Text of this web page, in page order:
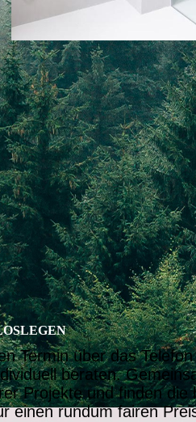
Termin über das
beraten.
Projekte und finden die
einen rundum fairen